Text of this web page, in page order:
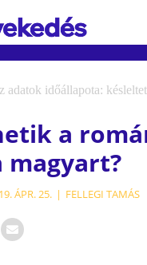
adatok időállapota:
a
magyart?
ÁPR. 25. FELLEGI TAMÁS